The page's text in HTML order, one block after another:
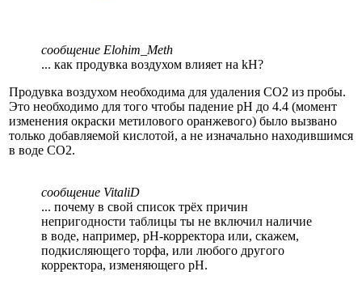
сообщение Elohim_Meth
... как продувка воздухом влияет на kH?
Продувка воздухом необходима для удаления CO2 из пробы.
Это необходимо для того чтобы падение pH до 4.4 (момент
изменения окраски метилового оранжевого) было вызвано
только добавляемой кислотой, а не изначально находившимся
в воде CO2.
сообщение VitaliD
... почему в свой список трёх причин
непригодности таблицы ты не включил наличие
в воде, например, pH-корректора или, скажем,
подкисляющего торфа, или любого другого
корректора, изменяющего pH.